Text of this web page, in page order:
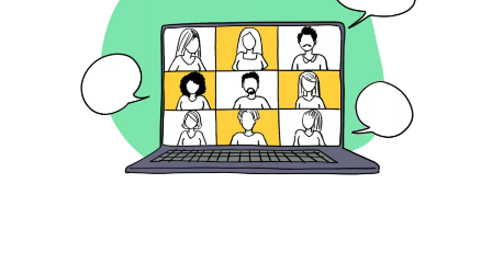
professionnelle:
gratuits